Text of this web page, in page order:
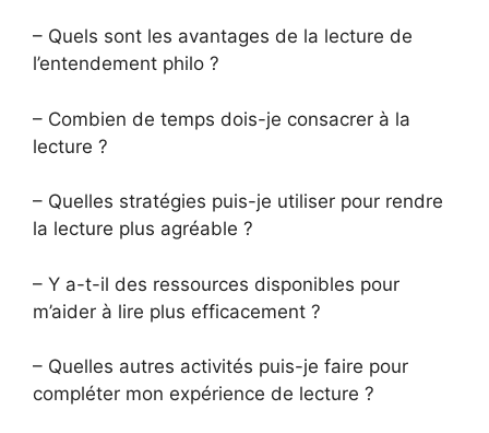
– Quels sont les avantages de la lecture de
l’entendement philo ?
– Combien de temps dois-je consacrer à la
lecture ?
– Quelles stratégies puis-je utiliser pour rendre
la lecture plus agréable ?
– Y a-t-il des ressources disponibles pour
m’aider à lire plus efficacement ?
– Quelles autres activités puis-je faire pour
compléter mon expérience de lecture ?